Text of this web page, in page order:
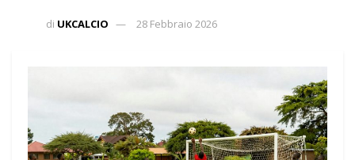
di UKCALCIO 28 Febbraio 2026